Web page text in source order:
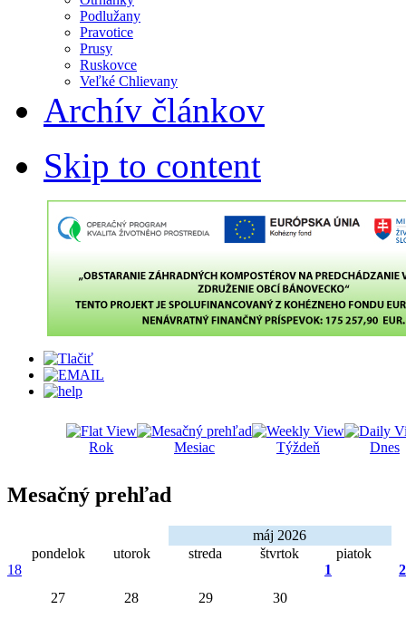
Podlužany
Pravotice
Prusy
Ruskovce
Veľké Chlievany
Archív článkov
Skip to content
Rok Mesiac Týždeň Dnes
Mesačný prehľad
máj 2026
pondelok
utorok streda štvrtok
piatok
18
27
28 29 30
1 2